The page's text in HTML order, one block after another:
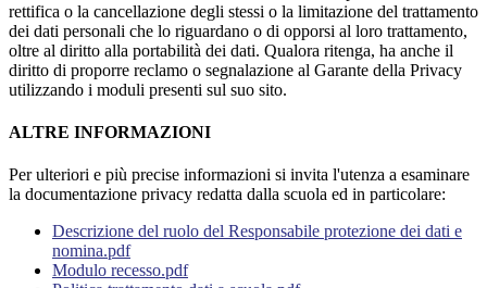
rettifica o la cancellazione degli stessi o la limitazione del trattamento
dei dati personali che lo riguardano o di opporsi al loro trattamento,
oltre al diritto alla portabilità dei dati. Qualora ritenga, ha anche il
diritto di proporre reclamo o segnalazione al Garante della Privacy
utilizzando i moduli presenti sul suo sito.
ALTRE INFORMAZIONI
Per ulteriori e più precise informazioni si invita l'utenza a esaminare
la documentazione privacy redatta dalla scuola ed in particolare:
Descrizione del ruolo del Responsabile protezione dei dati e
nomina.pdf
Modulo recesso.pdf